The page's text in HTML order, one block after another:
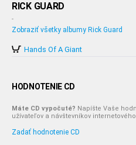
RICK GUARD
-
Zobraziť všetky albumy Rick Guard
Hands Of A Giant
HODNOTENIE CD
Máte CD vypočuté? Napíšte Vaše
užívateľov a návštevníkov
Zadať hodnotenie CD